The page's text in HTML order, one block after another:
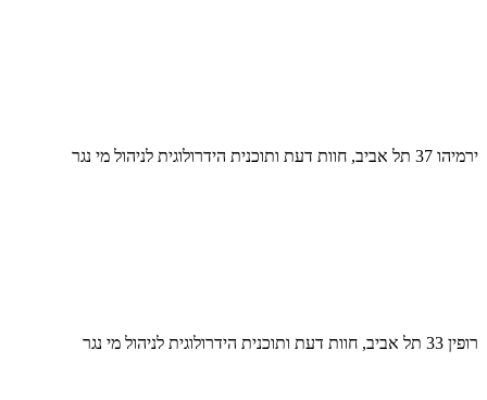
ירמיהו 37 תל אביב, חוות דעת ותוכנית הידרולוגית לניהול מי נגר
רופין 33 תל אביב, חוות דעת ותוכנית הידרולוגית לניהול מי נגר